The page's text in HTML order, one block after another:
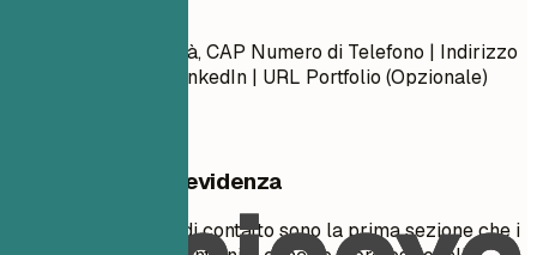
Nome Cognome Città, CAP Numero di Telefono | Indirizzo
Email URL Profilo LinkedIn | URL Portfolio (Opzionale)
Cosa mettere in evidenza
Le tue informazioni di contatto sono la prima sezione che i